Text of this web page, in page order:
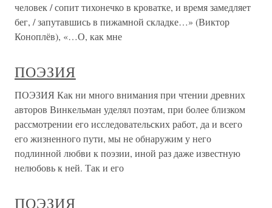
человек / сопит тихонечко в кроватке, и время замедляет
бег, / запутавшись в пижамной складке…» (Виктор
Коноплёв), «…О, как мне
ПОЭЗИЯ
ПОЭЗИЯ Как ни много внимания при чтении древних
авторов Винкельман уделял поэтам, при более близком
рассмотрении его исследовательских работ, да и всего
его жизненного пути, мы не обнаружим у него
подлинной любви к поэзии, иной раз даже известную
нелюбовь к ней. Так и его
ПОЭЗИЯ